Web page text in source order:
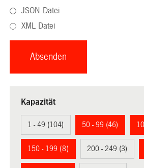
JSON Datei
XML Datei
Kapazität
1 - 49 (104) 50 - 99 (46)
150 - 199 (8) 200 - 249 (3)